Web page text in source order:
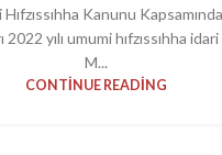
Hıfzıssıhha Kanunu
yılı umumi hıfzıssıhha
M...
CONTINUE READING